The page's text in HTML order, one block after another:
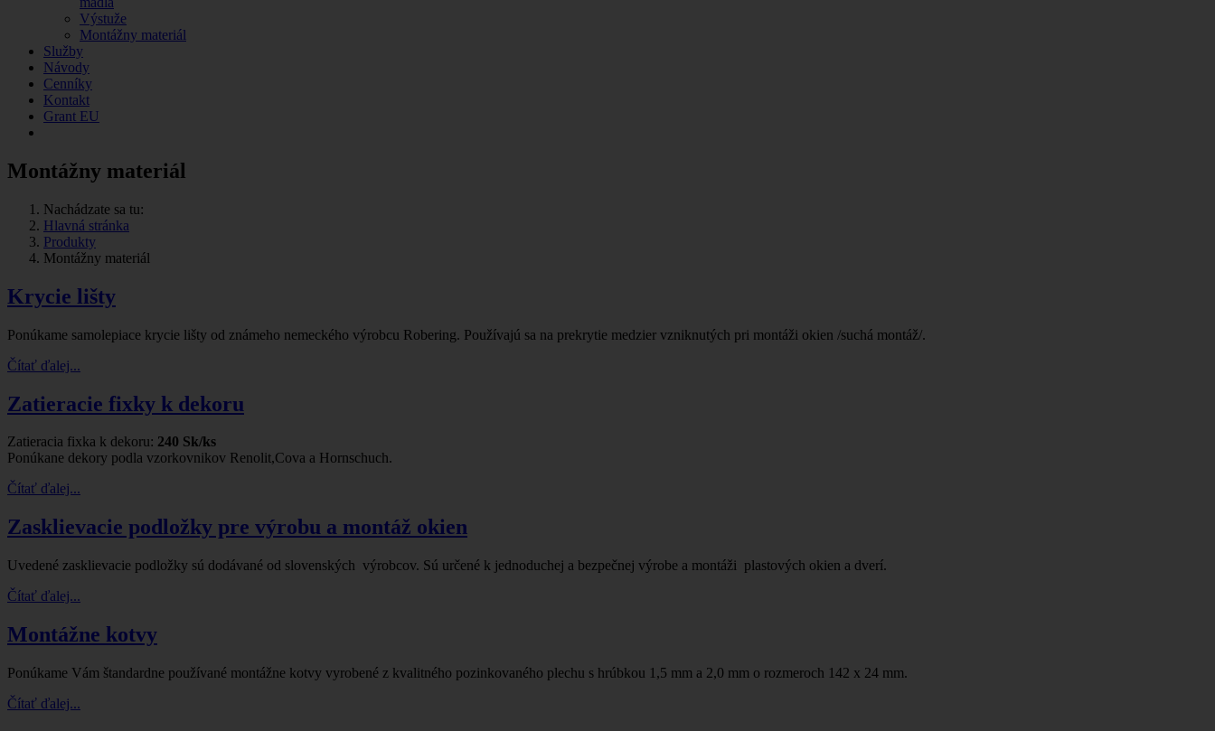
Výstuže
Montážny materiál
Služby
Návody
Cenníky
Kontakt
Grant EU
Montážny materiál
Nachádzate sa tu:
Hlavná stránka
Produkty
Montážny materiál
Krycie lišty
Ponúkame samolepiace krycie lišty od známeho nemeckého výrobcu Robering. Používajú sa na prekrytie medzier vzniknutých pri montáži okien /suchá montáž/.
Čítať ďalej...
Zatieracie fixky k dekoru
Zatieracia fixka k dekoru: 240 Sk/ks
Ponúkane dekory podla vzorkovnikov Renolit,Cova a Hornschuch.
Čítať ďalej...
Zasklievacie podložky pre výrobu a montáž okien
Uvedené zasklievacie podložky sú dodávané od slovenských výrobcov. Sú určené k jednoduchej a bezpečnej výrobe a montáži plastových okien a dverí.
Čítať ďalej...
Montážne kotvy
Ponúkame Vám štandardne používané montážne kotvy vyrobené z kvalitného pozinkovaného plechu s hrúbkou 1,5 mm a 2,0 mm o rozmeroch 142 x 24 mm.
Čítať ďalej...